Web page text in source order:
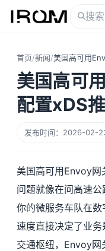
首页/新闻/
美国高可
配置xDS
发布时间：2026-02-
美国高可用Envoy网
问题就像在问高速
你的微服务车队在
速度直接决定了业
交通枢纽，Envoy网